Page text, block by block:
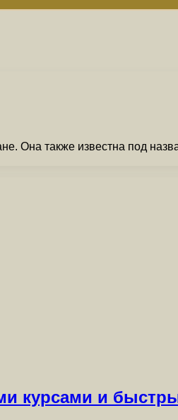
Она также известна под
курсами и